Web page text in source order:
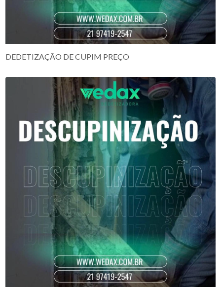
DEDETIZAÇÃO DE CUPIM PREÇO